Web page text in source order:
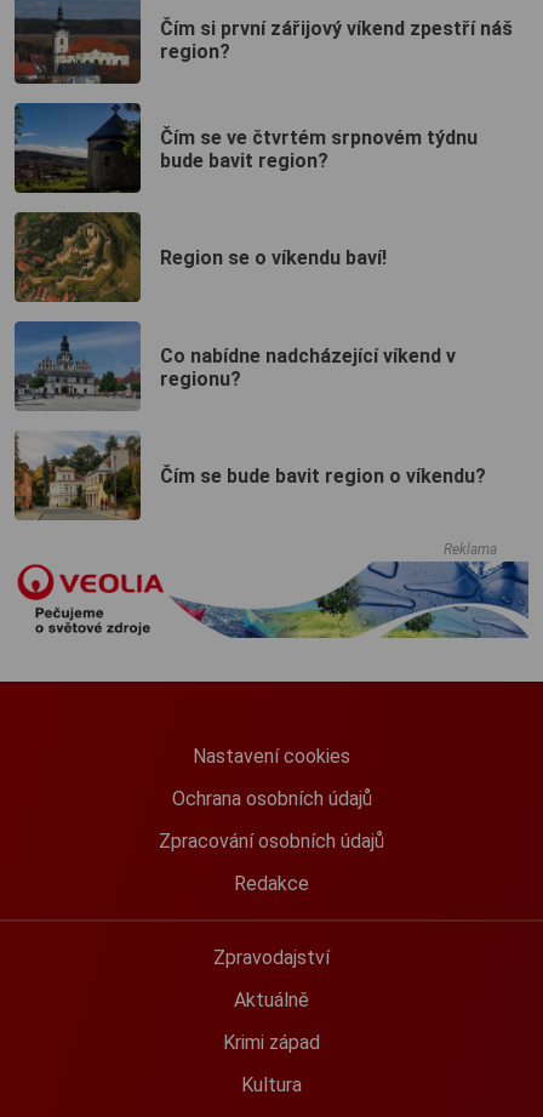
Čím si první zářijový víkend zpestří náš
region?
Čím se ve čtvrtém srpnovém týdnu
bude bavit region?
Region se o víkendu baví!
Co nabídne nadcházející víkend v
regionu?
Čím se bude bavit region o víkendu?
Reklama
Nastavení cookies
Ochrana osobních údajů
Zpracování osobních údajů
Redakce
Zpravodajství
Aktuálně
Krimi západ
Kultura